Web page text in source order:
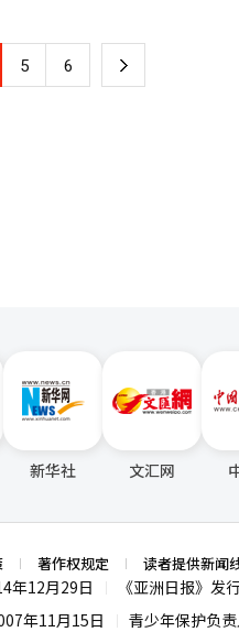
（2.9%）、SK海力士（2.5%）
感”（24.4%）占比最高。 就业类型选择
有企业（16.1%）分列二三位。
，我行面向当地客户的零售贷
开业典礼。【图片提供 新韩银行】
经济和货币政策的走向产生重大影响。
在1.75个百分点。上月25日，韩
率从3%下调至2.75%。与此同
2月份降息在内的今年另外两到三
昌镛主持金融货币委员会会议
5 6 下
新华社 文汇网
著作权规定 读者提供新闻
年12月29日 《亚洲日报》发
年11月15日 青少年保护负